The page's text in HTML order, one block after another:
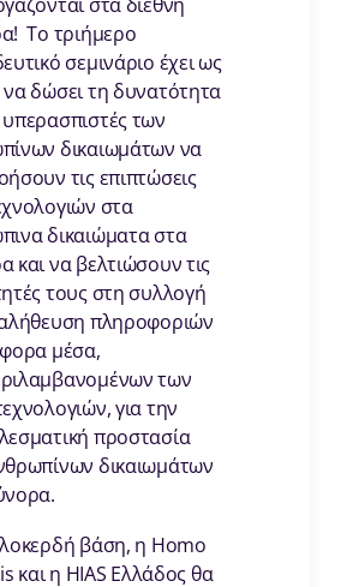
Το τριήμερο
σεμινάριο έχει ως
δώσει τη δυνατότητα
των
δικαιωμάτων να
τις επιπτώσεις
στα
δικαιώματα στα
και να βελτιώσουν τις
τους στη συλλογή
πληροφοριών
μέσα,
των
για την
προστασία
δικαιωμάτων
βάση, η Homo
και η HIAS Ελλάδος θα